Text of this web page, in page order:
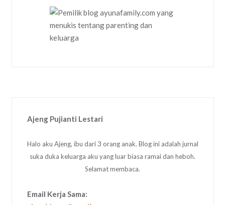
Ajeng Pujianti Lestari
Halo aku Ajeng, ibu dari 3 orang anak. Blog ini adalah jurnal
suka duka keluarga aku yang luar biasa ramai dan heboh.
Selamat membaca.
Email Kerja Sama: